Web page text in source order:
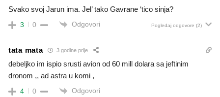
Svako svoj Jarun ima. Jel’ tako Gavrane ‘tico sinja?
3 0 Odgovori Pogledaj odgovore (2)
tata mata 3 godine prije
debeljko im ispio srusti avion od 60 mill dolara sa jeftinim
dronom ,, ad astra u komi ,
4 0 Odgovori